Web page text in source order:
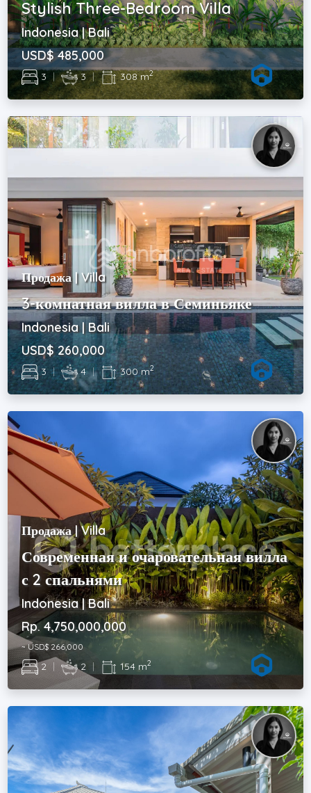
Stylish Three-Bedroom Villa
Indonesia | Bali
USD$ 485,000
3 | 3 | 308 m2
Продажа | Villa
3-комнатная вилла в Семиньяке
Indonesia | Bali
USD$ 260,000
3 | 4 | 300 m2
Продажа | Villa
Современная и очаровательная вилла
с 2 спальнями
Indonesia | Bali
Rp. 4,750,000,000
~ USD$ 266,000
2 | 2 | 154 m2